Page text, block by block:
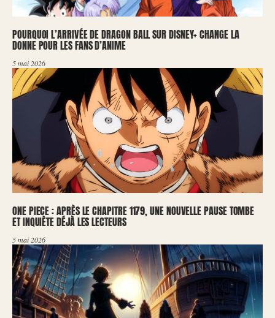
POURQUOI L’ARRIVÉE DE DRAGON BALL SUR DISNEY+ CHANGE LA
DONNE POUR LES FANS D’ANIME
5 mai 2026
ONE PIECE : APRÈS LE CHAPITRE 1179, UNE NOUVELLE PAUSE TOMBE
ET INQUIÈTE DÉJÀ LES LECTEURS
5 mai 2026